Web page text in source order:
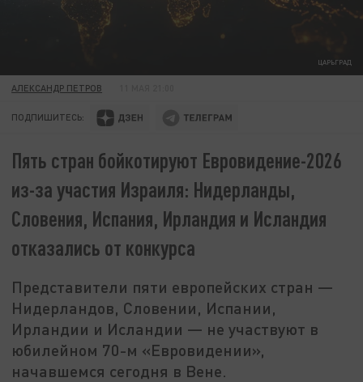
ЦАРЬГРАД
АЛЕКСАНДР ПЕТРОВ
ПОДПИШИТЕСЬ:
Пять стран бойкотируют Евровидение-2026
из-за участия Израиля: Нидерланды,
Словения, Испания, Ирландия и Исландия
отказались от конкурса
Представители пяти европейских стран —
Нидерландов, Словении, Испании,
Ирландии и Исландии — не участвуют в
юбилейном 70-м «Евровидении»,
начавшемся сегодня в Вене.